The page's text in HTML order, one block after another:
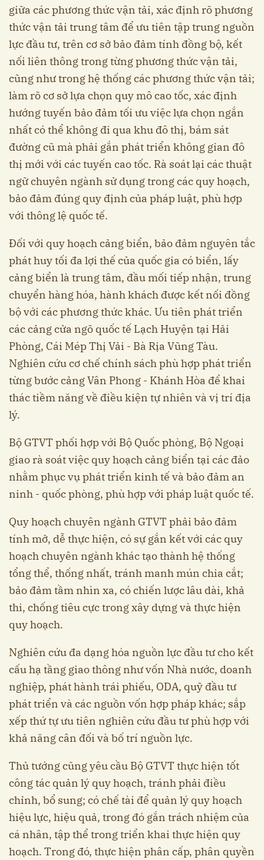
giữa các phương thức vận tải, xác định rõ phương
thức vận tải trung tâm để ưu tiên tập trung nguồn
lực đầu tư, trên cơ sở bảo đảm tính đồng bộ, kết
nối liên thông trong từng phương thức vận tải,
cũng như trong hệ thống các phương thức vận tải;
làm rõ cơ sở lựa chọn quy mô cao tốc, xác định
hướng tuyến bảo đảm tối ưu việc lựa chọn ngắn
nhất có thể không đi qua khu đô thị, bám sát
đường cũ mà phải gắn phát triển không gian đô
thị mới với các tuyến cao tốc. Rà soát lại các thuật
ngữ chuyên ngành sử dụng trong các quy hoạch,
bảo đảm đúng quy định của pháp luật, phù hợp
với thông lệ quốc tế.
Đối với quy hoạch cảng biển, bảo đảm nguyên tắc
phát huy tối đa lợi thế của quốc gia có biển, lấy
cảng biển là trung tâm, đầu mối tiếp nhận, trung
chuyển hàng hóa, hành khách được kết nối đồng
bộ với các phương thức khác. Ưu tiên phát triển
các cảng cửa ngõ quốc tế Lạch Huyện tại Hải
Phòng, Cái Mép Thị Vải - Bà Rịa Vũng Tàu.
Nghiên cứu cơ chế chính sách phù hợp phát triển
từng bước cảng Vân Phong - Khánh Hòa để khai
thác tiềm năng về điều kiện tự nhiên và vị trí địa
lý.
Bộ GTVT phối hợp với Bộ Quốc phòng, Bộ Ngoại
giao rà soát việc quy hoạch cảng biển tại các đảo
nhằm phục vụ phát triển kinh tế và bảo đảm an
ninh - quốc phòng, phù hợp với pháp luật quốc tế.
Quy hoạch chuyên ngành GTVT phải bảo đảm
tính mở, dễ thực hiện, có sự gắn kết với các quy
hoạch chuyên ngành khác tạo thành hệ thống
tổng thể, thống nhất, tránh manh mún chia cắt;
bảo đảm tầm nhìn xa, có chiến lược lâu dài, khả
thi, chống tiêu cực trong xây dựng và thực hiện
quy hoạch.
Nghiên cứu đa dạng hóa nguồn lực đầu tư cho kết
cấu hạ tầng giao thông như vốn Nhà nước, doanh
nghiệp, phát hành trái phiếu, ODA, quỹ đầu tư
phát triển và các nguồn vốn hợp pháp khác; sắp
xếp thứ tự ưu tiên nghiên cứu đầu tư phù hợp với
khả năng cân đối và bố trí nguồn lực.
Thủ tướng cũng yêu cầu Bộ GTVT thực hiện tốt
công tác quản lý quy hoạch, tránh phải điều
chỉnh, bổ sung; có chế tài để quản lý quy hoạch
hiệu lực, hiệu quả, trong đó gắn trách nhiệm của
cá nhân, tập thể trong triển khai thực hiện quy
hoạch. Trong đó, thực hiện phân cấp, phân quyền